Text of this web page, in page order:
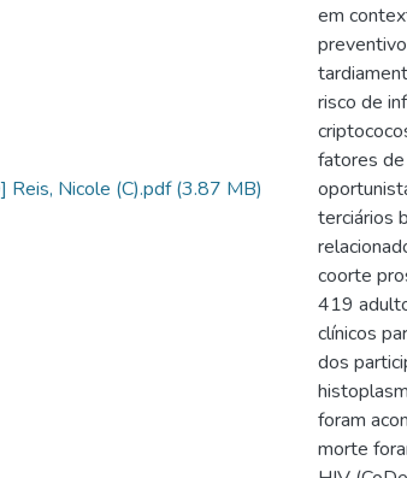
Reis, Nicole (C).pdf(3.87 MB)
em
risco de
fatores de
terciários
coorte
419
clínicos
dos
foram
morte